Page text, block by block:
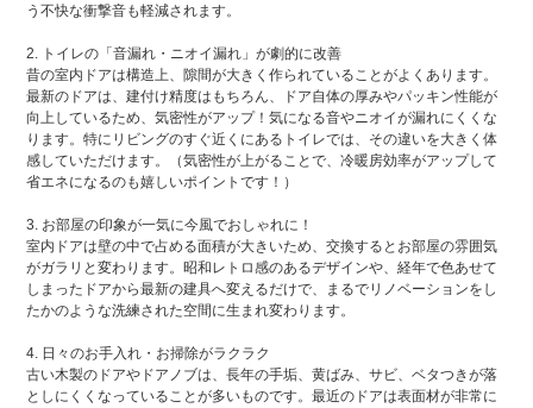
う不快な衝撃音も軽減されます。
2. トイレの「音漏れ・ニオイ漏れ」が劇的に改善
昔の室内ドアは構造上、隙間が大きく作られていることがよくあります。
最新のドアは、建付け精度はもちろん、ドア自体の厚みやパッキン性能が
向上しているため、気密性がアップ！気になる音やニオイが漏れにくくな
ります。特にリビングのすぐ近くにあるトイレでは、その違いを大きく体
感していただけます。（気密性が上がることで、冷暖房効率がアップして
省エネになるのも嬉しいポイントです！）
3. お部屋の印象が一気に今風でおしゃれに！
室内ドアは壁の中で占める面積が大きいため、交換するとお部屋の雰囲気
がガラリと変わります。昭和レトロ感のあるデザインや、経年で色あせて
しまったドアから最新の建具へ変えるだけで、まるでリノベーションをし
たかのような洗練された空間に生まれ変わります。
4. 日々のお手入れ・お掃除がラクラク
古い木製のドアやドアノブは、長年の手垢、黄ばみ、サビ、ベタつきが落
としにくくなっていることが多いものです。最近のドアは表面材が非常に